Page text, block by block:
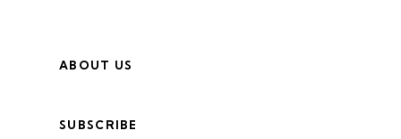
ABOUT US
SUBSCRIBE